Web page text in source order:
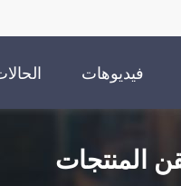
فيديوهات
المنتجات